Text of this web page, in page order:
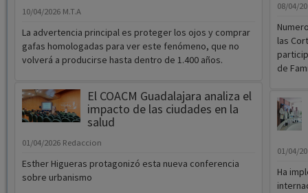
10/04/2026 M.T.A
La advertencia principal es proteger los ojos y comprar
gafas homologadas para ver este fenómeno, que no
volverá a producirse hasta dentro de 1.400 años.
El COACM Guadalajara analiza el
impacto de las ciudades en la
salud
01/04/2026 Redaccion
Esther Higueras protagonizó esta nueva conferencia
sobre urbanismo
08/04/
las
de
01/04/
Ha